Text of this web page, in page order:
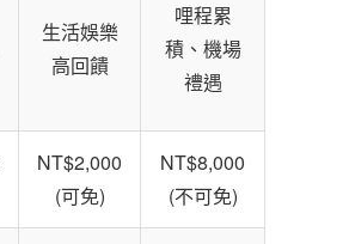
生活娛樂
高回饋
哩程累
積、機場
禮遇
NT$2,000
(可免)
NT$8,000
(不可免)